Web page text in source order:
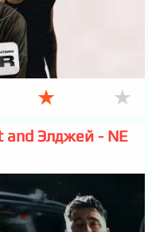
★ ★
and Элджей - NE